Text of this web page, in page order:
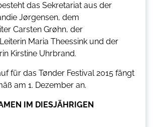
das Sekretariat aus der
Jørgensen, dem
Carsten Grøhn, der
Maria Theessink und der
Kirstine Uhrbrand.
für das Tønder Festival 2015 fängt
am 1. Dezember an.
IM DIESJÄHRIGEN